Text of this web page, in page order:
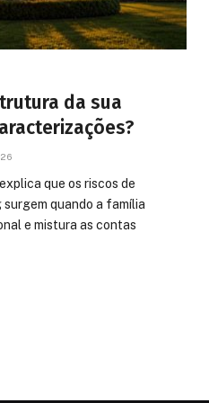
da sua
que os riscos de
quando a família
e mistura as contas